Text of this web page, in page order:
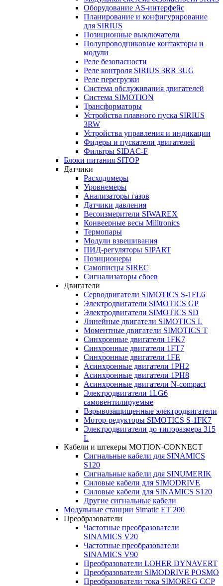
Оборудование AS-интерфейс
Планирование и конфигурирование
для SIRIUS
Позиционные выключатели
Полупроводниковые контакторы и
модули
Реле безопасности
Реле контроля SIRIUS 3RR 3UG
Реле перегрузки
Сиcтема обслуживания двигателей
Система SIMOTION
Трансформаторы
Устройства плавного пуска SIRIUS
3RW
Устройства управления и индикации
Фидеры и пускатели двигателей
Фильтры SIDAC-F
Блоки питания SITOP
Датчики
Расходомеры
Уровнемеры
Анализаторы газов
Датчики давления
Весоизмерители SIWAREX
Конвеерные весы Milltronics
Термопары
Модули взвешивания
ПИД-регуляторы SIPART
Позиционеры
Самописцы SIREC
Сигнализаторы сбоев
Двигатели
Серводвигатели SIMOTICS S-1FL6
Электродвигатели SIMOTICS GP
Электродвигатели SIMOTICS SD
Линейные двигатели SIMOTICS L
Моментные двигатели SIMOTICS T
Синхронные двигатели 1FK7
Синхронные двигатели 1FT7
Синхронные двигатели 1FE
Асинхронные двигатели 1PH2
Асинхронные двигатели 1PH8
Асинхронные двигатели N-compact
Электродвигатели 1LG6
cамовентилируемые
Взрывозащищенные электродвигатели
Мотор-редукторы SIMOTICS S-1FK7
Электродвигатели до типоразмера 315
L
Кабели и штекеры MOTION-CONNECT
Сигнальные кабели для SINAMICS
S120
Сигнальные кабели для SINUMERIK
Силовые кабели для SIMODRIVE
Силовые кабели для SINAMICS S120
Другие сигнальные кабели
Модульные станции Simatic ET 200
Преобразователи
Частотные преобразователи
SINAMICS V20
Частотные преобразователи
SINAMICS V90
Преобразователи LOHER DYNAVERT
Преобразователи SIMODRIVE POSMO
Преобразователи тока SIMOREG CCP